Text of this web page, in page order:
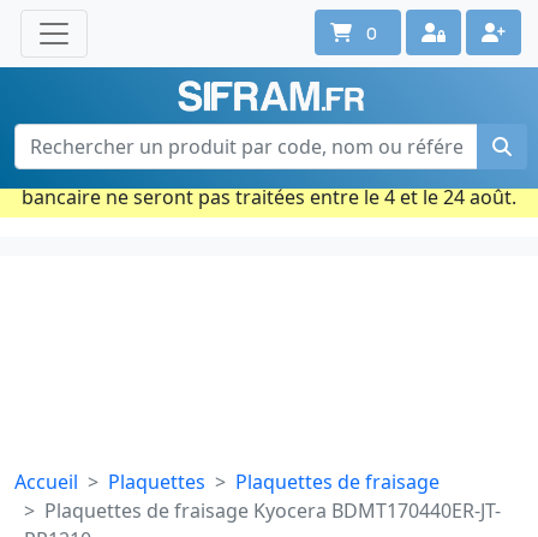
Une question ? Un conseil ?
Contactez-nous au 02 40 92 17 71
Ouvert du lun. au vend. de 08h à 18h
Période estivale : Les commandes prises par carte
bancaire ne seront pas traitées entre le 4 et le 24 août.
0
Accueil Plaquettes
Plaquettes de fraisage
Plaquettes de fraisage Kyocera BDMT170440ER-JT-